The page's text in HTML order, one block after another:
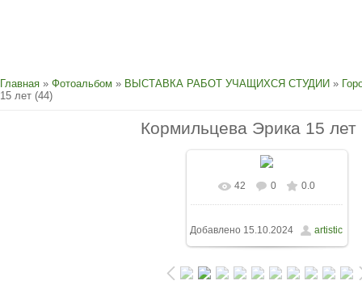
Главная » Фотоальбом » ВЫСТАВКА РАБОТ УЧАЩИХСЯ СТУДИИ »
15 лет (44)
Кормильцева Эрика 15 лет
42 0 0.0
Добавлено 15.10.2024 artistic